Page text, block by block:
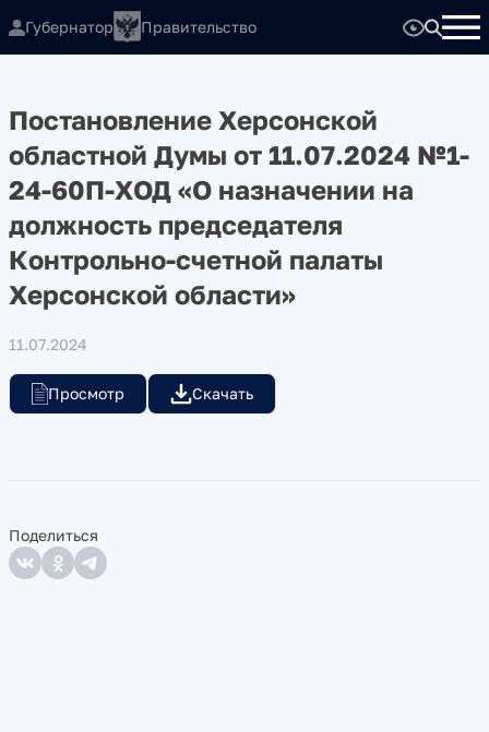
Губернатор Правительство
Постановление Херсонской
областной Думы от 11.07.2024 №1-
24-60П-ХОД «О назначении на
должность председателя
Контрольно-счетной палаты
Херсонской области»
11.07.2024
Просмотр Скачать
Поделиться